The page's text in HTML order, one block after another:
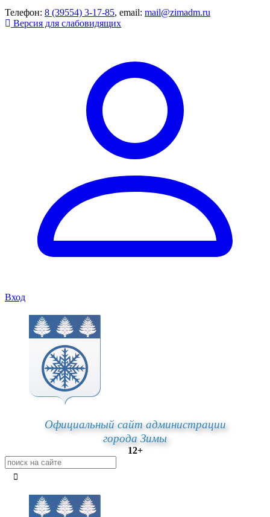
Телефон: 8 (39554) 3-17-85, email: mail@zimadm.ru
Версия для слабовидящих
Вход
Официальный сайт администрации
города Зимы
12+